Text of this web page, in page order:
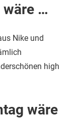
wäre …
Nike und
high
wäre